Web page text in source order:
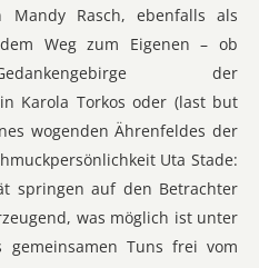
Mandy Rasch, ebenfalls als
Weg zum Eigenen – ob
der
Karola Torkos oder (last but
wogenden Ährenfeldes der
Uta Stade:
springen auf den Betrachter
was möglich ist unter
gemeinsamen Tuns frei vom